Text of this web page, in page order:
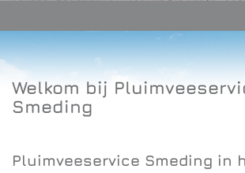
Welkom bij
Smeding
Pluimveeservice Smeding in